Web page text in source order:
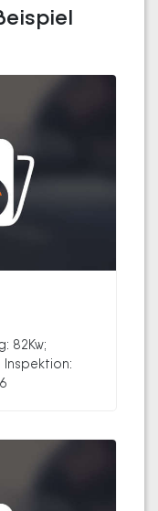
82Kw;
Inspektion: